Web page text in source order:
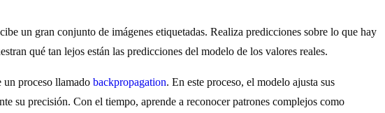
un gran conjunto de imágenes etiquetadas. Realiza predicciones sobre lo que hay
qué tan lejos están las predicciones del modelo de los valores reales.
un proceso llamado backpropagation. En este proceso, el modelo ajusta sus
su precisión. Con el tiempo, aprende a reconocer patrones complejos como